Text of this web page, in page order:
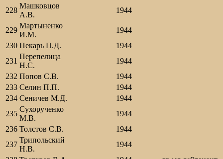
228
Машковцов
А.В.
1944
229
Мартыненко
И.М.
1944
230 Пекарь П.Д.
1944
231
Перепелица
Н.С.
1944
232 Попов С.В.
1944
233 Селин П.П.
1944
234 Сеничев М.Д.
1944
235
Сухорученко
М.В.
1944
236 Толстов С.В.
1944
237
Трипольский
Н.В.
1944